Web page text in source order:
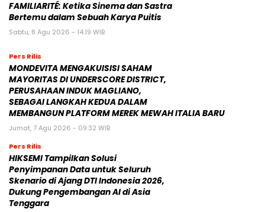
FAMILIARITÉ: Ketika Sinema dan Sastra
Bertemu dalam Sebuah Karya Puitis
Sabtu, 8 Agu 2026 - 14:19 WIB
Pers Rilis
MONDEVITA MENGAKUISISI SAHAM
MAYORITAS DI UNDERSCORE DISTRICT,
PERUSAHAAN INDUK MAGLIANO,
SEBAGAI LANGKAH KEDUA DALAM
MEMBANGUN PLATFORM MEREK MEWAH ITALIA BARU
Jumat, 7 Agu 2026 - 09:32 WIB
Pers Rilis
HIKSEMI Tampilkan Solusi
Penyimpanan Data untuk Seluruh
Skenario di Ajang DTI Indonesia 2026,
Dukung Pengembangan AI di Asia
Tenggara